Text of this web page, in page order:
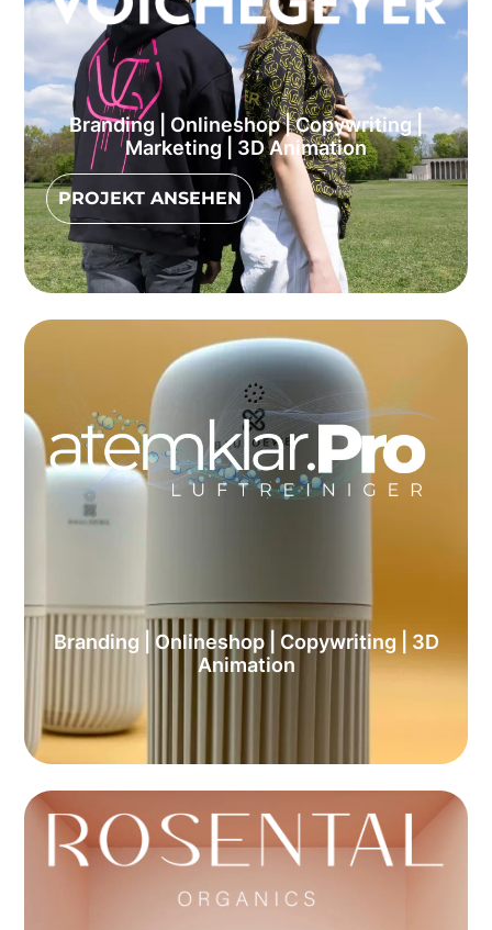
Branding | Onlineshop | Copywriting |
Marketing | 3D Animation
PROJEKT ANSEHEN
Branding | Onlineshop | Copywriting | 3D
Animation